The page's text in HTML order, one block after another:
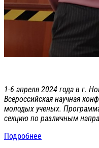
1-6 апреля 2024 года в г.
Всероссийская научная
молодых ученых.
секцию по различным
Подробнее